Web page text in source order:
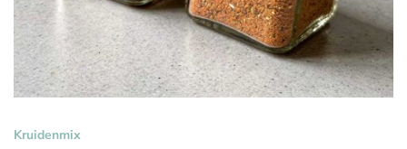
Kruidenmix